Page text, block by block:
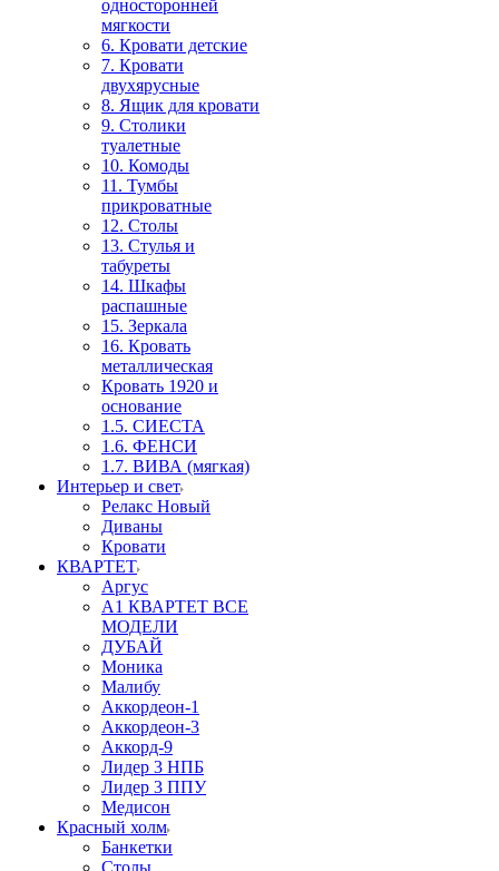
односторонней
мягкости
6. Кровати детские
7. Кровати
двухярусные
8. Ящик для кровати
9. Столики
туалетные
10. Комоды
11. Тумбы
прикроватные
12. Столы
13. Стулья и
табуреты
14. Шкафы
распашные
15. Зеркала
16. Кровать
металлическая
Кровать 1920 и
основание
1.5. СИЕСТА
1.6. ФЕНСИ
1.7. ВИВА (мягкая)
Интерьер и свет
Релакс Новый
Диваны
Кровати
КВАРТЕТ
Аргус
А1 КВАРТЕТ ВСЕ
МОДЕЛИ
ДУБАЙ
Моника
Малибу
Аккордеон-1
Аккордеон-3
Аккорд-9
Лидер 3 НПБ
Лидер 3 ППУ
Медисон
Красный холм
Банкетки
Столы